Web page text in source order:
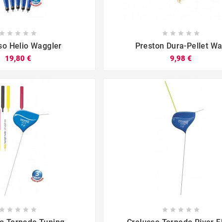
 
   
Helio Waggler
19,80 €
 
    
Preston Dura-Pellet
9,98 €
        